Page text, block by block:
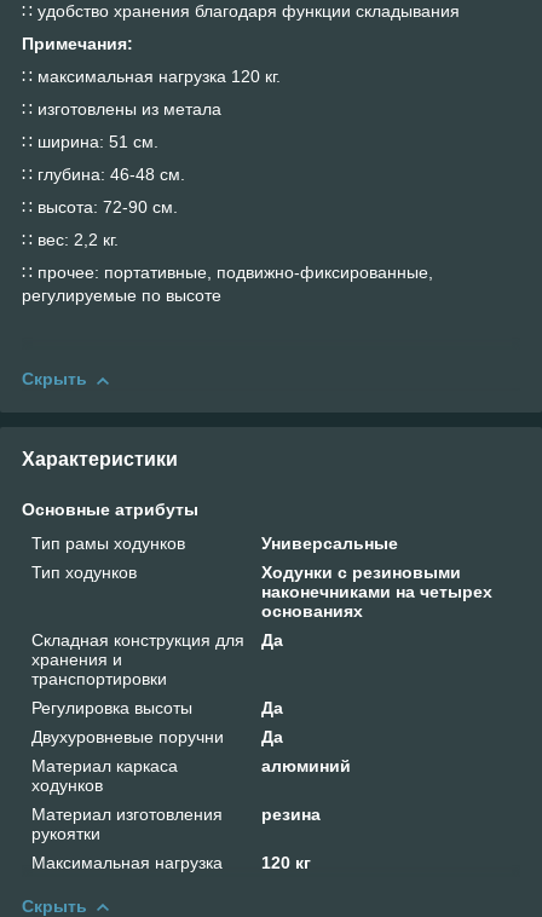
∷ удобство хранения благодаря функции складывания
Примечания:
∷ максимальная нагрузка 120 кг.
∷ изготовлены из метала
∷ ширина: 51 см.
∷ глубина: 46-48 см.
∷ высота: 72-90 см.
∷ вес: 2,2 кг.
∷ прочее: портативные, подвижно-фиксированные,
регулируемые по высоте
Скрыть
Характеристики
Основные атрибуты
Тип рамы ходунков
Универсальные
Тип ходунков
Ходунки с резиновыми
наконечниками на четырех
основаниях
Складная конструкция для
хранения и
транспортировки
Да
Регулировка высоты
Да
Двухуровневые поручни
Да
Материал каркаса
ходунков
алюминий
Материал изготовления
рукоятки
резина
Максимальная нагрузка 120 кг
Скрыть